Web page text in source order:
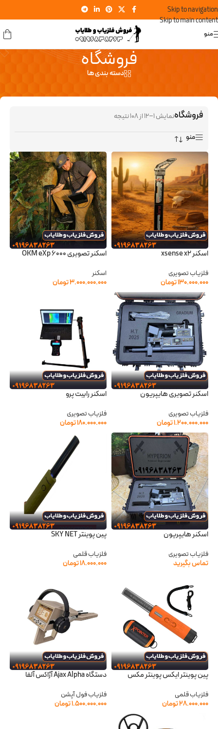
Skip to navigation
Skip to main content
منو
فروشگاه
دسته بندی ها
فروشگاهنمایش 1–12 از 108 نتیجه
منو
اسکنر xsense x2
فلزیاب تصویری
۱۳۰.۰۰۰.۰۰۰تومان
اسکنر تصویری OKM eXp 6000
اسکنر
۳.۰۰۰.۰۰۰.۰۰۰تومان
اسکنر تصویری هایپریون
فلزیاب تصویری
۱.۲۰۰.۰۰۰.۰۰۰تومان
اسکنر رابیت پرو
فلزیاب تصویری
۱۸۰.۰۰۰.۰۰۰تومان
اسکنر هایپریون
فلزیاب تصویری
تماس بگیرید
پین پوینتر SKY NET
فلزیاب قلمی
۱۸.۰۰۰.۰۰۰تومان
پین پوینتر ایکس پوینتر مکس
فلزیاب قلمی
۲۸.۰۰۰.۰۰۰تومان
دستگاه Ajax Alpha آژاکس آلفا
فلزیاب فول آپشن
۱.۵۰۰.۰۰۰.۰۰۰تومان